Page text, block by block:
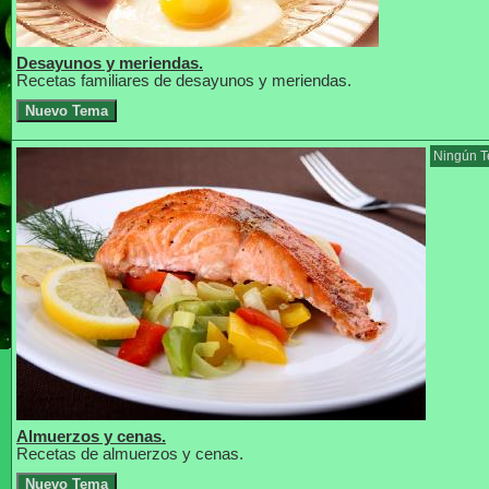
Desayunos y meriendas.
Recetas familiares de desayunos y meriendas.
Almuerzos y cenas.
Recetas de almuerzos y cenas.
Ningún